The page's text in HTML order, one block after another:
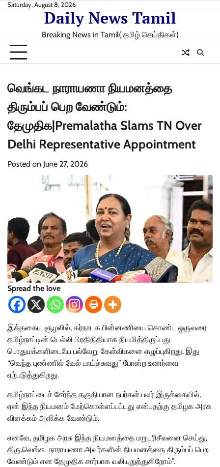
SkipSaturday, August 8, 2026
Daily News Tamil
Breaking News in Tamil( தமிழ் செய்திகள்)
வெங்கட நாராயணா நியமனத்தை
திரும்பப் பெற வேண்டும்:
தேமுதிக|Premalatha Slams TN Over
Delhi Representative Appointment
Posted on June 27, 2026
Spread the love
இத்தகைய சூழலில், கர்நாடக பின்னணியை கொண்ட ஒருவரை
தமிழ்நாட்டின் டெல்லி பிரதிநிதியாக நியமித்திருப்பது
பொதுமக்களிடையே பல்வேறு கேள்விகளை எழுப்புகிறது. இது
“வெந்த புண்ணில் வேல் பாய்ச்சுவது” போன்ற உணர்வை
ஏற்படுத்துகிறது.
தமிழ்நாட்டைச் சேர்ந்த தகுதியான நபர்கள் பலர் இருக்கையில்,
ஏன் இந்த நியமனம் மேற்கொள்ளப்பட்டது என்பதற்கு தமிழக அரசு
விளக்கம் அளிக்க வேண்டும்.
எனவே, தமிழக அரசு இந்த நியமனத்தை மறுபரிசீலனை செய்து,
திரு.வெங்கடநாராயணா அவர்களின் நியமனத்தை திரும்பப் பெற
வேண்டும் என தேமுதிக சார்பாக வலியுறுத்துகிறோம்”.